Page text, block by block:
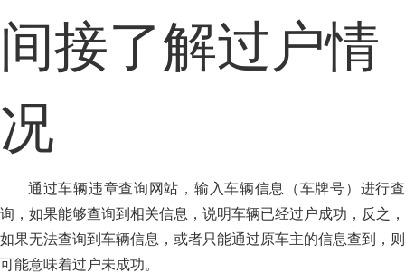
间接了解过户情
况
通过车辆违章查询网站，输入车辆信息（车牌号）进行查
询，如果能够查询到相关信息，说明车辆已经过户成功，反之，
如果无法查询到车辆信息，或者只能通过原车主的信息查到，则
可能意味着过户未成功。